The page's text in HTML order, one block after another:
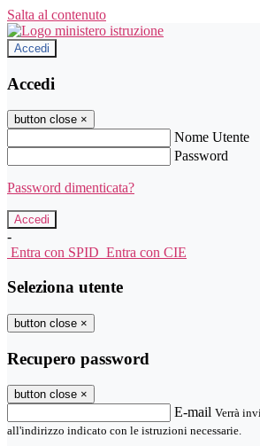
Salta al contenuto
Accedi
Accedi
button close ×
Nome Utente
Password
Password dimenticata?
-
Entra con SPID Entra con CIE
Seleziona utente
button close ×
Recupero password
button close ×
E-mail Verrà
all'indirizzo indicato con le istruzioni necessarie.